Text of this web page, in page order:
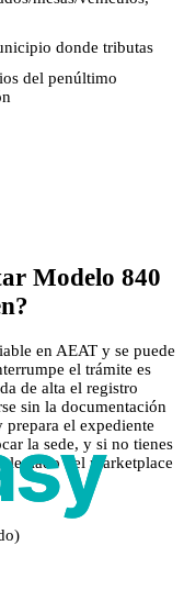
donde tributas
del penúltimo
Modelo 840
en AEAT y se puede
el trámite es
de alta el registro
sin la documentación
el expediente
la sede, y si no tienes
del marketplace